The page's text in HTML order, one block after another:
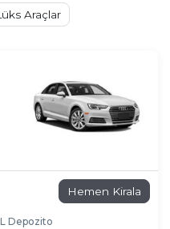
Araçlar
Hemen Kirala
Depozito